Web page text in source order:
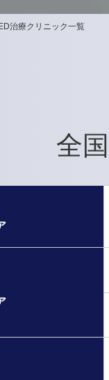
ED治療クリニック一覧
全